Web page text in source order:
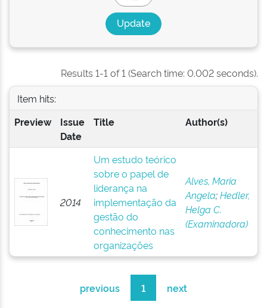
Results 1-1 of 1 (Search time: 0.002 seconds).
Item hits:
Preview
Issue
Date
Title Author(s)
2014
Um estudo teórico
sobre o papel de
liderança na
implementação da
gestão do
conhecimento nas
organizações
Alves, Maria
Angela;Hedler,
Helga C.
(Examinadora)
previous 1 next